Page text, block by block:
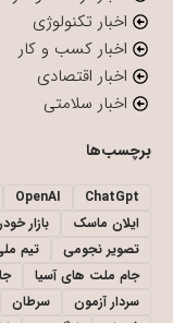
اخبار تکنولوژی
اخبار کسب و کار
اخبار اقتصادی
اخبار سلامتی
برچسب‌ها
ChatGpt
OpenAI
ایلان ماسک
بازار
تصویر نجومی
تیم
جام ملت های آسیا
سردار آزمون
سرطان